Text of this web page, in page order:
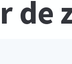
de